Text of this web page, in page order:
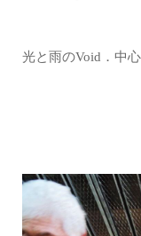
光と雨のVoid．中